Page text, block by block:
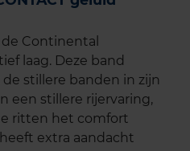
Continental
laag. Deze band
stillere banden in zijn
een stillere rijervaring,
ritten het comfort
extra aandacht